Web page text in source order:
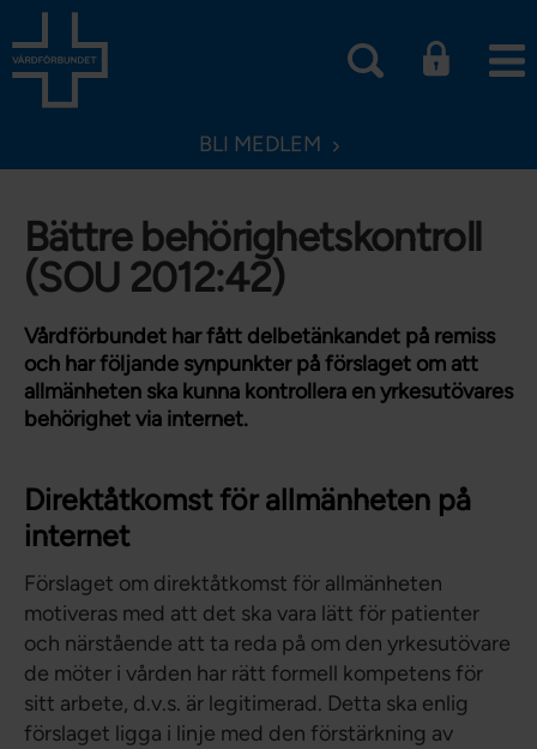
BLI MEDLEM
Bättre behörighetskontroll
(SOU 2012:42)
Vårdförbundet har fått delbetänkandet på remiss
och har följande synpunkter på förslaget om att
allmänheten ska kunna kontrollera en yrkesutövares
behörighet via internet.
Direktåtkomst för allmänheten på
internet
Förslaget om direktåtkomst för allmänheten
motiveras med att det ska vara lätt för patienter
och närstående att ta reda på om den yrkesutövare
de möter i vården har rätt formell kompetens för
sitt arbete, d.v.s. är legitimerad. Detta ska enlig
förslaget ligga i linje med den förstärkning av